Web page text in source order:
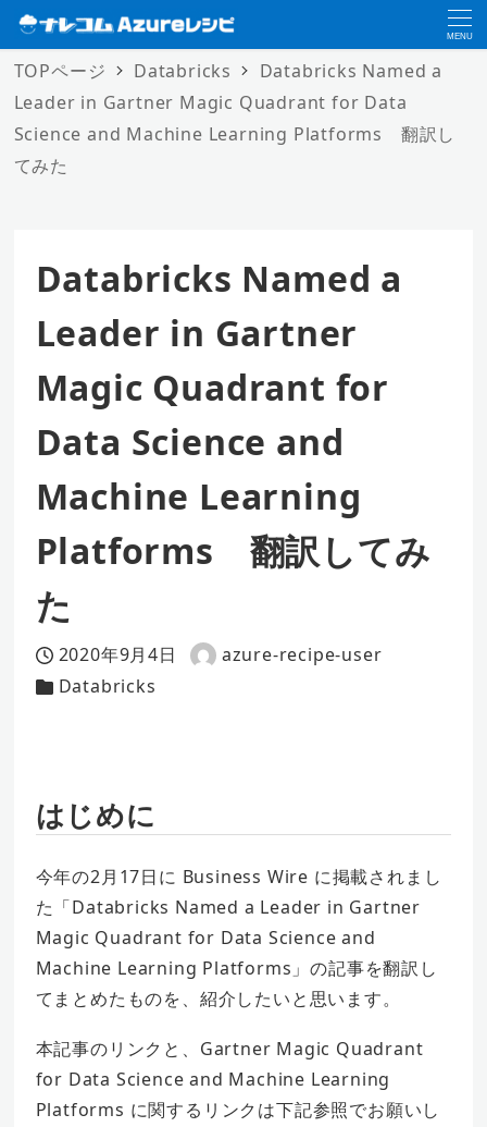
MENU
TOPページ Databricks
Databricks Named a
Leader in Gartner Magic Quadrant for Data
Science and Machine Learning Platforms 翻訳し
てみた
Databricks Named a
Leader in Gartner
Magic Quadrant for
Data Science and
Machine Learning
Platforms 翻訳してみ
た
投稿日
2020年9月4日
著
azure-recipe-user
カテゴリー
Databricks
はじめに
今年の2月17日に Business Wire に掲載されまし
た「Databricks Named a Leader in Gartner
Magic Quadrant for Data Science and
Machine Learning Platforms」の記事を翻訳し
てまとめたものを、紹介したいと思います。
本記事のリンクと、Gartner Magic Quadrant
for Data Science and Machine Learning
Platforms に関するリンクは下記参照でお願いし